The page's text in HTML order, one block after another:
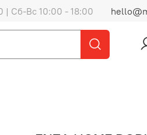
| Сб-Вс 10:00 - 18:00